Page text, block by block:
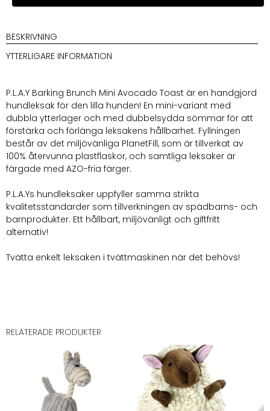
Brunch
Avocado
Toast
mängd
BESKRIVNING
YTTERLIGARE INFORMATION
P.L.A.Y Barking Brunch Mini Avocado Toast är en handgjord
hundleksak för den lilla hunden! En mini-variant med
dubbla ytterlager och med dubbelsydda sömmar för att
förstärka och förlänga leksakens hållbarhet. Fyllningen
består av det miljövänliga PlanetFill, som är tillverkat av
100% återvunna plastflaskor, och samtliga leksaker är
färgade med AZO-fria färger.
P.L.A.Ys hundleksaker uppfyller samma strikta
kvalitetsstandarder som tillverkningen av spädbarns- och
barnprodukter. Ett hållbart, miljövänligt och giftfritt
alternativ!
Tvätta enkelt leksaken i tvättmaskinen när det behövs!
RELATERADE PRODUKTER